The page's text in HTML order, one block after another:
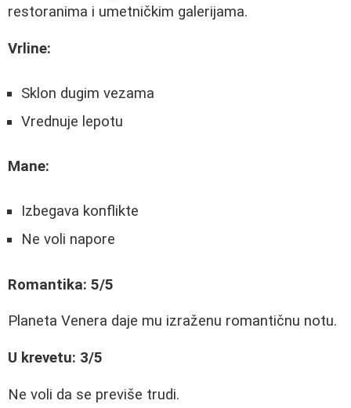
restoranima i umetničkim galerijama.
Vrline:
Sklon dugim vezama
Vrednuje lepotu
Mane:
Izbegava konflikte
Ne voli napore
Romantika: 5/5
Planeta Venera daje mu izraženu romantičnu notu.
U krevetu: 3/5
Ne voli da se previše trudi.